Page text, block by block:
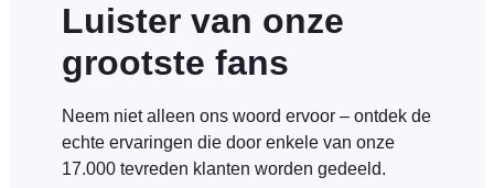
Luister van onze
grootste fans
Neem niet alleen ons woord ervoor – ontdek de
echte ervaringen die door enkele van onze
17.000 tevreden klanten worden gedeeld.